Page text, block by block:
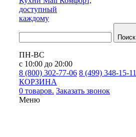
доступный
каждому
Поиск
ПН-ВС
с 10:00 до 20:00
8 (800) 302-77-06 8 (499) 348-15-11
КОРЗИНА
0 товаров. Заказать звонок
Меню